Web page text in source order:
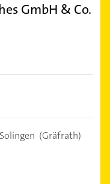
GmbH & Co.
(Gräfrath)